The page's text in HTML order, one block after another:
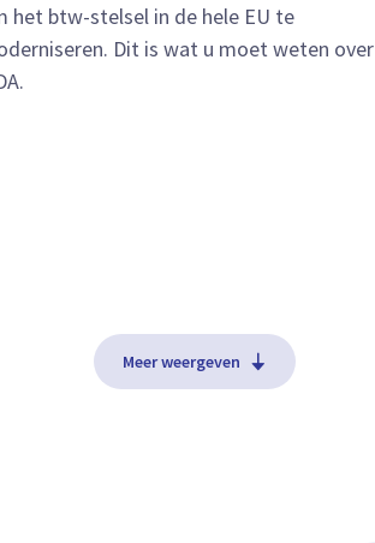
het btw-stelsel in de hele EU te
Dit is wat u moet weten over
Meer weergeven